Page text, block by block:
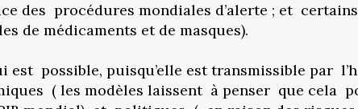
des procédures mondiales d’alerte ; et
de médicaments et de masques).
est possible, puisqu’elle est transmissible par
( les modèles laissent à penser que